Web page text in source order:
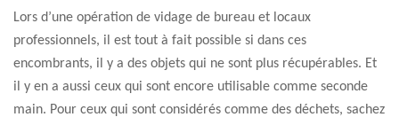
Lors d’une opération de vidage de bureau et locaux
professionnels, il est tout à fait possible si dans ces
encombrants, il y a des objets qui ne sont plus récupérables. Et
il y en a aussi ceux qui sont encore utilisable comme seconde
main. Pour ceux qui sont considérés comme des déchets, sachez